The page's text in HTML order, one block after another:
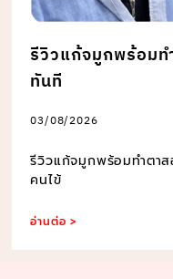
รีวิวแก้จมูกพร้อมท
ทันที
03/08/2026
รีวิวแก้จมูกพร้อมทำตา
คนไข้
อ่านต่อ >